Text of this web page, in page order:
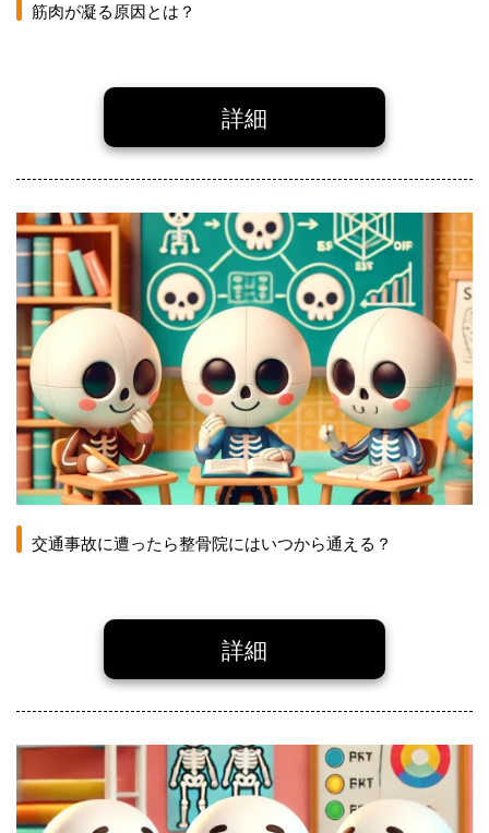
筋肉が凝る原因とは？
詳細
交通事故に遭ったら整骨院にはいつから通える？
詳細